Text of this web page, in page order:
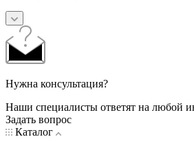
Нужна консультация?
Наши специалисты ответят на любой
Задать вопрос
Каталог